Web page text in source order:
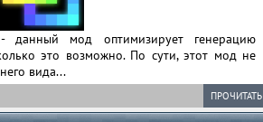
данный мод оптимизирует генерацию
это возможно. По сути, этот мод не
вида...
ПРОЧИТАТЬ